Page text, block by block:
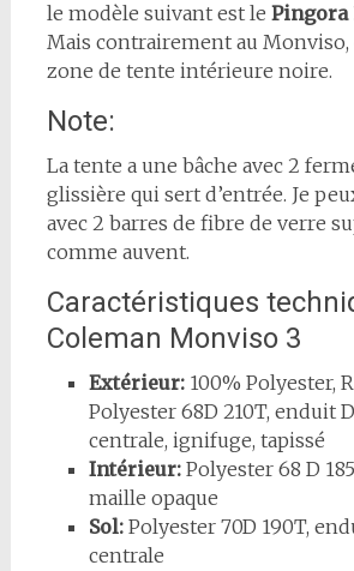
le modèle suivant est le Pingora
Mais contrairement au Monviso,
zone de tente intérieure noire.
Note:
La tente a une bâche avec 2
glissière qui sert d’entrée. Je
avec 2 barres de fibre de verre
comme auvent.
Caractéristiques
Coleman Monviso 3
Extérieur:100% Polyester,
Polyester 68D 210T, enduit
centrale, ignifuge, tapissé
Intérieur: Polyester 68 D
maille opaque
Sol:Polyester 70D 190T,
centrale